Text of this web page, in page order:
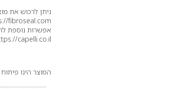
ניתן לרכוש את
fibroseal.com
אפשרות נוספת
capelli.co.il
המוצר הינו